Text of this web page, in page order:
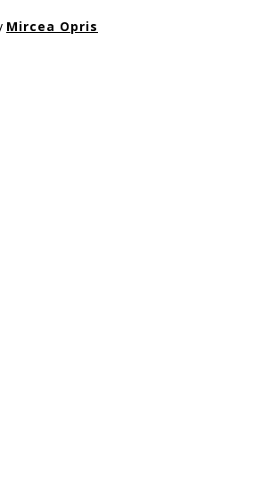
Mircea Opris